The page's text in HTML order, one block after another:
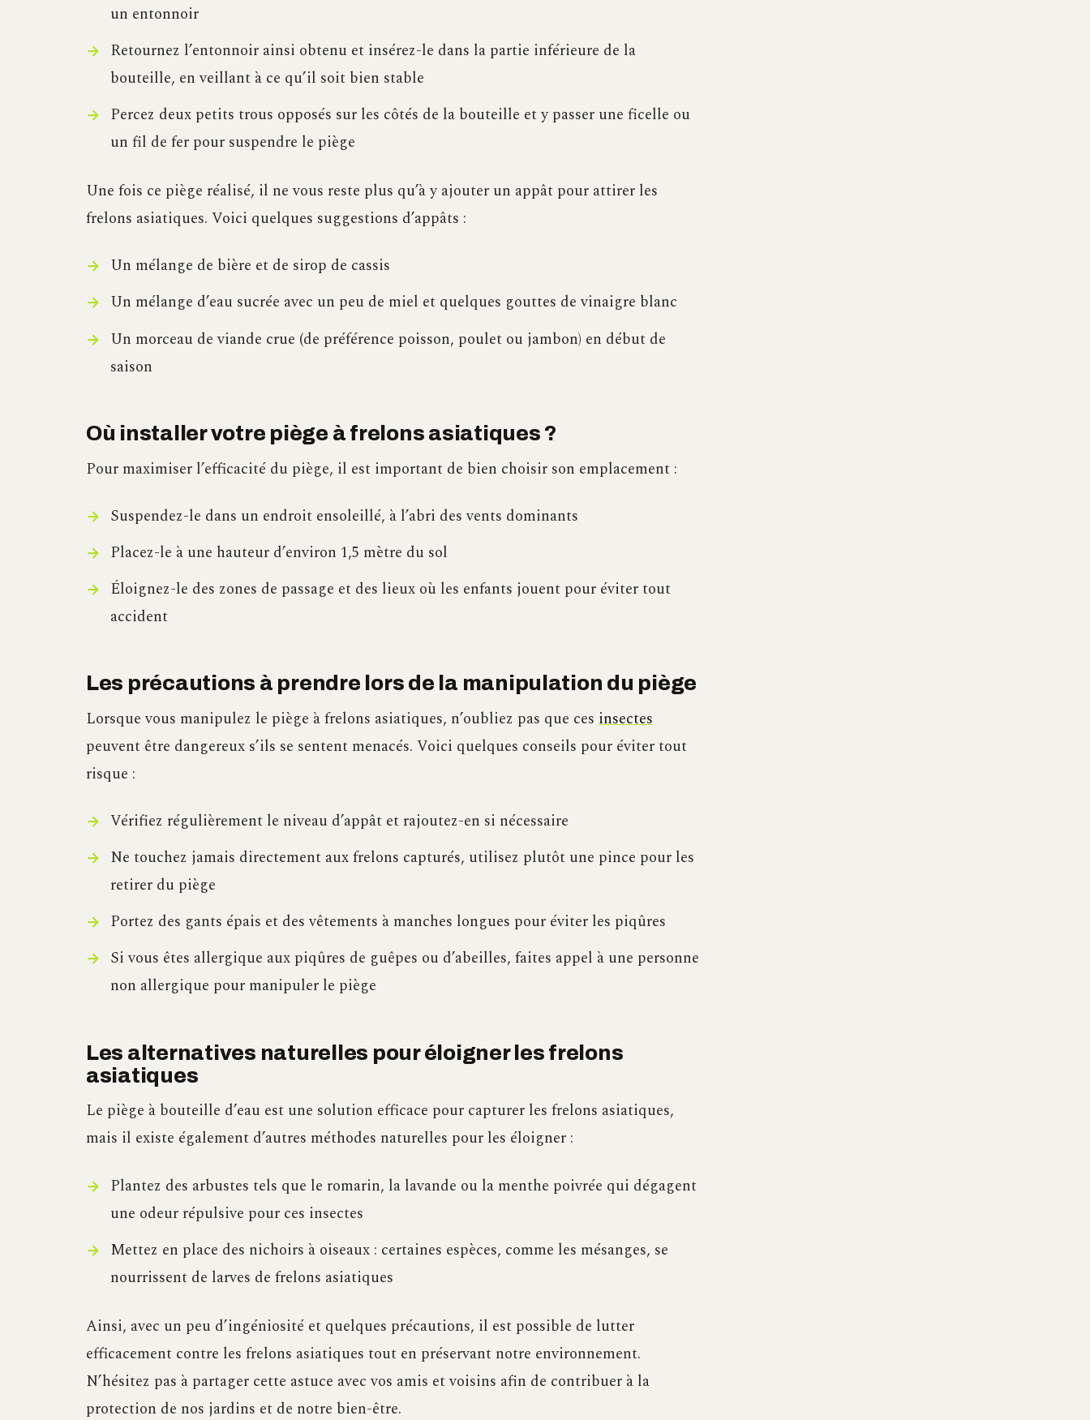
un entonnoir
Retournez l’entonnoir ainsi obtenu et insérez-le dans la partie inférieure de la
bouteille, en veillant à ce qu’il soit bien stable
Percez deux petits trous opposés sur les côtés de la bouteille et y passer une ficelle ou
un fil de fer pour suspendre le piège
Une fois ce piège réalisé, il ne vous reste plus qu’à y ajouter un appât pour attirer les
frelons asiatiques. Voici quelques suggestions d’appâts :
Un mélange de bière et de sirop de cassis
Un mélange d’eau sucrée avec un peu de miel et quelques gouttes de vinaigre blanc
Un morceau de viande crue (de préférence poisson, poulet ou jambon) en début de
saison
Où installer votre piège à frelons asiatiques ?
Pour maximiser l’efficacité du piège, il est important de bien choisir son emplacement :
Suspendez-le dans un endroit ensoleillé, à l’abri des vents dominants
Placez-le à une hauteur d’environ 1,5 mètre du sol
Éloignez-le des zones de passage et des lieux où les enfants jouent pour éviter tout
accident
Les précautions à prendre lors de la manipulation du piège
Lorsque vous manipulez le piège à frelons asiatiques, n’oubliez pas que ces insectes
peuvent être dangereux s’ils se sentent menacés. Voici quelques conseils pour éviter tout
risque :
Vérifiez régulièrement le niveau d’appât et rajoutez-en si nécessaire
Ne touchez jamais directement aux frelons capturés, utilisez plutôt une pince pour les
retirer du piège
Portez des gants épais et des vêtements à manches longues pour éviter les piqûres
Si vous êtes allergique aux piqûres de guêpes ou d’abeilles, faites appel à une personne
non allergique pour manipuler le piège
Les alternatives naturelles pour éloigner les frelons
asiatiques
Le piège à bouteille d’eau est une solution efficace pour capturer les frelons asiatiques,
mais il existe également d’autres méthodes naturelles pour les éloigner :
Plantez des arbustes tels que le romarin, la lavande ou la menthe poivrée qui dégagent
une odeur répulsive pour ces insectes
Mettez en place des nichoirs à oiseaux : certaines espèces, comme les mésanges, se
nourrissent de larves de frelons asiatiques
Ainsi, avec un peu d’ingéniosité et quelques précautions, il est possible de lutter
efficacement contre les frelons asiatiques tout en préservant notre environnement.
N’hésitez pas à partager cette astuce avec vos amis et voisins afin de contribuer à la
protection de nos jardins et de notre bien-être.